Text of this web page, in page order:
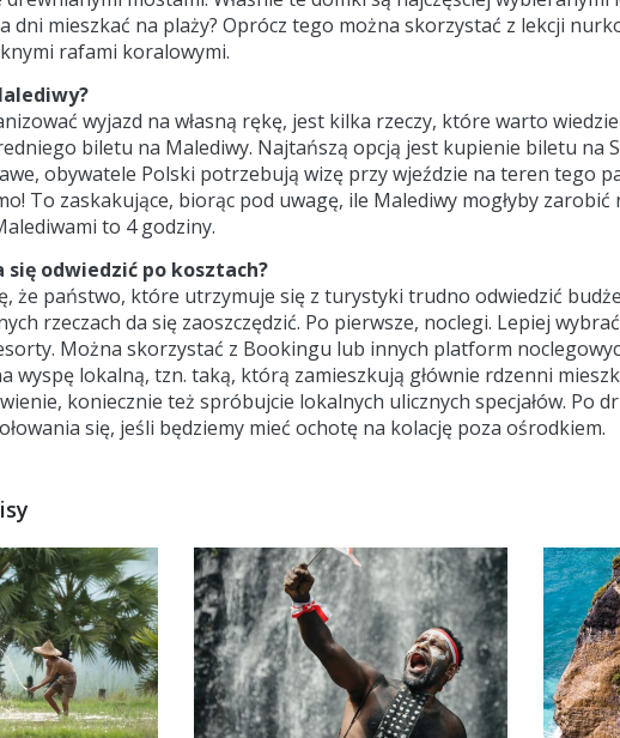
dni mieszkać na plaży? Oprócz tego można skorzystać z lekcji
rafami koralowymi.
wyjazd na własną rękę, jest kilka rzeczy, które warto
biletu na Malediwy. Najtańszą opcją jest kupienie biletu na
obywatele Polski potrzebują wizę przy wjeździe na teren tego
To zaskakujące, biorąc pod uwagę, ile Malediwy mogłyby
to 4 godziny.
się odwiedzić po kosztach?
że państwo, które utrzymuje się z turystyki trudno odwiedzić
rzeczach da się zaoszczędzić. Po pierwsze, noclegi. Lepiej
Można skorzystać z Bookingu lub innych platform
wyspę lokalną, tzn. taką, którą zamieszkują głównie rdzenni
koniecznie też spróbujcie lokalnych ulicznych specjałów. Po
się, jeśli będziemy mieć ochotę na kolację poza ośrodkiem.